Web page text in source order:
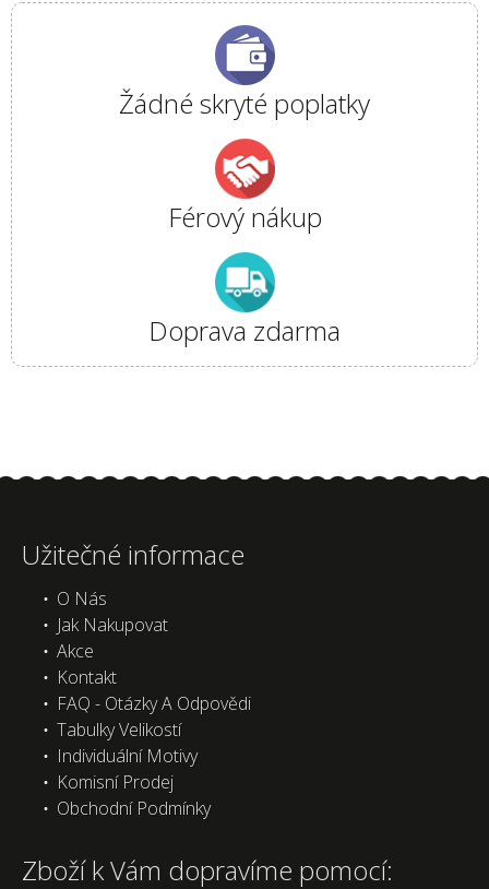
Žádné skryté poplatky
Férový nákup
Doprava zdarma
Užitečné informace
O Nás
Jak Nakupovat
Akce
Kontakt
FAQ - Otázky A Odpovědi
Tabulky Velikostí
Individuální Motivy
Komisní Prodej
Obchodní Podmínky
Zboží k Vám dopravíme pomocí: